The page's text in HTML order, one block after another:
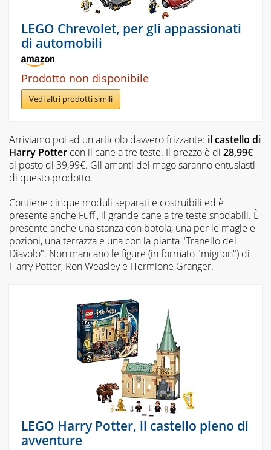
LEGO Chrevolet, per gli appassionati
di automobili
Prodotto non disponibile
Vedi altri prodotti simili
Arriviamo poi ad un articolo davvero frizzante: il castello di
Harry Potter con il cane a tre teste. Il prezzo è di 28,99€
al posto di 39,99€. Gli amanti del mago saranno entusiasti
di questo prodotto.
Contiene cinque moduli separati e costruibili ed è
presente anche Fuffi, il grande cane a tre teste snodabili. È
presente anche una stanza con botola, una per le magie e
pozioni, una terrazza e una con la pianta "Tranello del
Diavolo". Non mancano le figure (in formato "mignon") di
Harry Potter, Ron Weasley e Hermione Granger.
LEGO Harry Potter, il castello pieno di
avventure